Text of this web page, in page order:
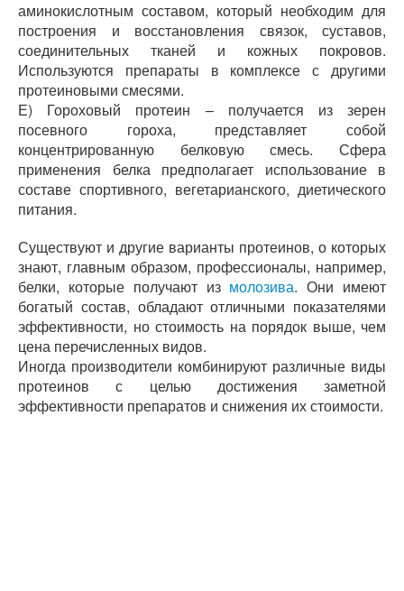
аминокислотным составом, который необходим для
построения и восстановления связок, суставов,
соединительных тканей и кожных покровов.
Используются препараты в комплексе с другими
протеиновыми смесями.
Е) Гороховый протеин – получается из зерен
посевного гороха, представляет собой
концентрированную белковую смесь. Сфера
применения белка предполагает использование в
составе спортивного, вегетарианского, диетического
питания.
Существуют и другие варианты протеинов, о которых
знают, главным образом, профессионалы, например,
белки, которые получают из молозива. Они имеют
богатый состав, обладают отличными показателями
эффективности, но стоимость на порядок выше, чем
цена перечисленных видов.
Иногда производители комбинируют различные виды
протеинов с целью достижения заметной
эффективности препаратов и снижения их стоимости.